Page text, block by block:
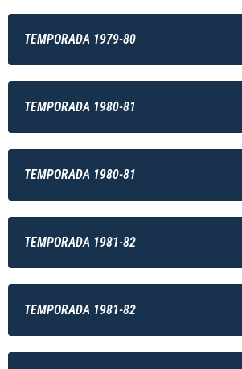
TEMPORADA 1979-80
TEMPORADA 1980-81
TEMPORADA 1980-81
TEMPORADA 1981-82
TEMPORADA 1981-82